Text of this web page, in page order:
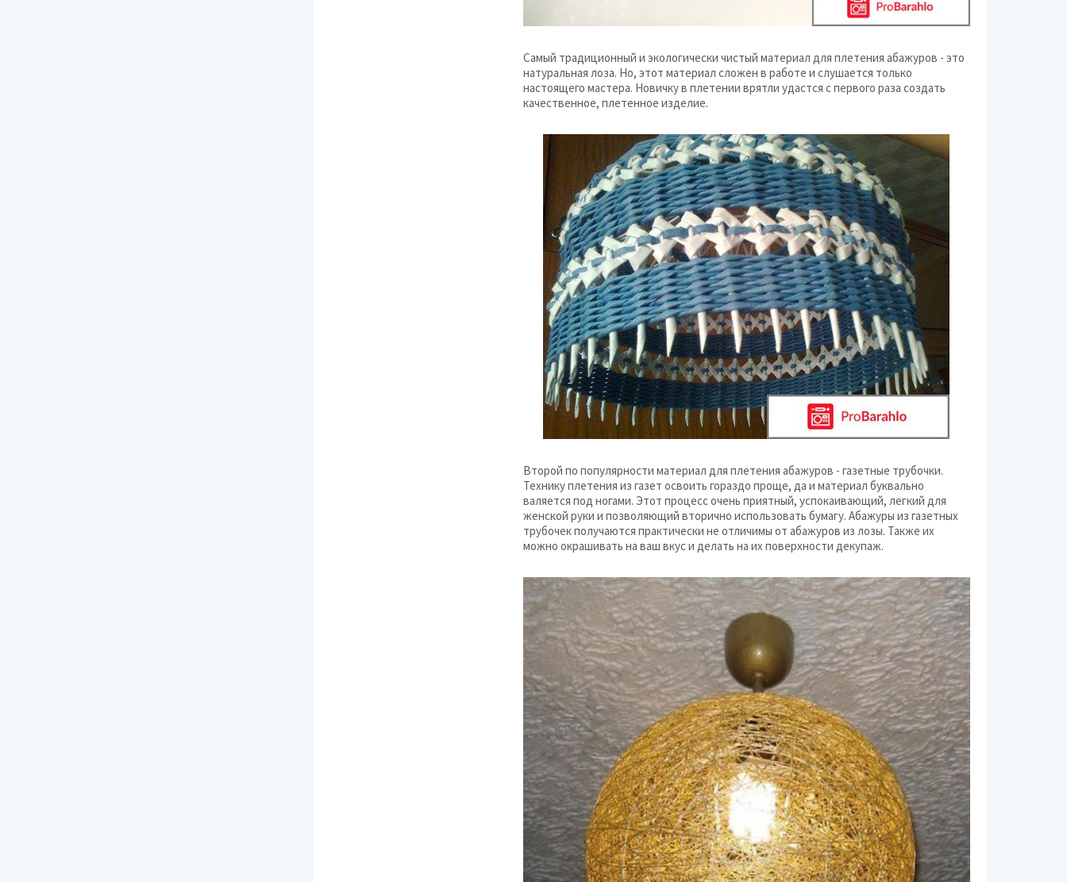
Самый традиционный и экологически чистый материал для плетения абажуров - это
натуральная лоза. Но, этот материал сложен в работе и слушается только
настоящего мастера. Новичку в плетении врятли удастся с первого раза создать
качественное, плетенное изделие.
Второй по популярности материал для плетения абажуров - газетные трубочки.
Технику плетения из газет освоить гораздо проще, да и материал буквально
валяется под ногами. Этот процесс очень приятный, успокаивающий, легкий для
женской руки и позволяющий вторично использовать бумагу. Абажуры из газетных
трубочек получаются практически не отличимы от абажуров из лозы. Также их
можно окрашивать на ваш вкус и делать на их поверхности декупаж.